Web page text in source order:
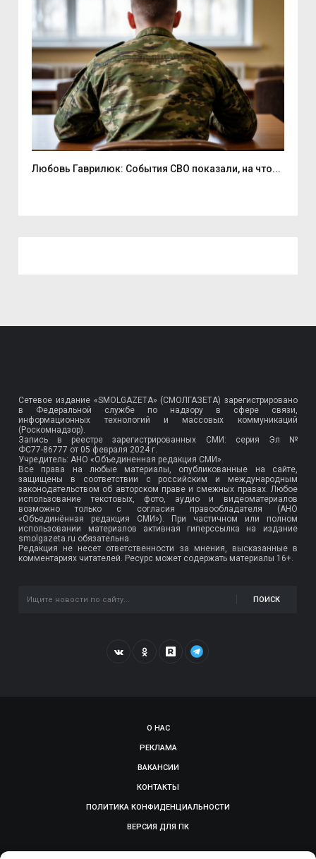
Любовь Гаврилюк: События СВО показали, на что...
Сетевое издание «SMOLGAZETA» (СМОЛГАЗЕТА) зарегистрировано
в Федеральной службе по надзору в сфере связи,
информационных технологий и массовых коммуникаций
(Роскомнадзор).
Запись в реестре зарегистрированных СМИ: серия Эл №
ФС77-86777 от 05 февраля 2024 г.
Учредитель: АНО «Объединенная редакция СМИ».
Все права на любые материалы, опубликованные на сайте,
защищены в соответствии с российским и международным
законодательством об авторском праве и смежных правах. Любое
использование текстовых, фото, аудио и видеоматериалов
возможно только с согласия правообладателя (АНО
«Объединённая редакция СМИ»). При частичном или полном
использовании материалов активная гиперссылка на издание
smolgazeta.ru обязательна.
Редакция не несет ответственности за мнения, высказанные в
комментариях читателей. Ресурс может содержать материалы 16+.
ПОИСК
О НАС
РЕКЛАМА
ВАКАНСИИ
КОНТАКТЫ
ПОЛИТИКА КОНФИДЕНЦИАЛЬНОСТИ
ВЕРСИЯ ДЛЯ ПК